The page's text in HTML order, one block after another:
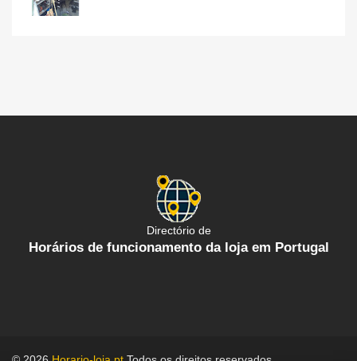
Directório de
Horários de funcionamento da loja em Portugal